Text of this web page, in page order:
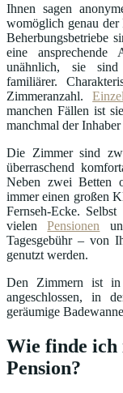
Ihnen sagen
womöglich genau
Beherbungsbetriebe
eine ansprechende
unähnlich, sie sind
familiärer.
Zimmeranzahl.
manchen Fällen ist
manchmal der
Die Zimmer sind
überraschend
Neben zwei Betten
immer einen großen
Fernseh-Ecke.
vielenPensionen
Tagesgebühr – von
genutzt werden.
Den Zimmern ist in
angeschlossen, in
geräumige
Wie finde ich
Pension?